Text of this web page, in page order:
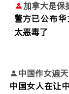
加拿大是保
警方已公布华
太恶毒了
中国作女遍
中国女人在让